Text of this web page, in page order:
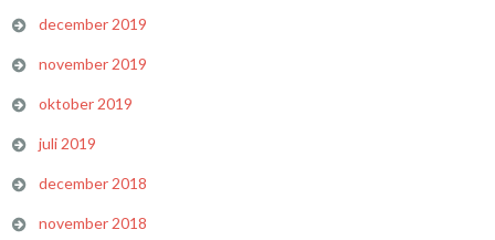
december 2019
november 2019
oktober 2019
juli 2019
december 2018
november 2018